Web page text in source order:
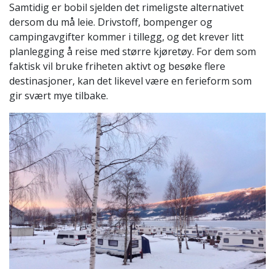
Samtidig er bobil sjelden det rimeligste alternativet
dersom du må leie. Drivstoff, bompenger og
campingavgifter kommer i tillegg, og det krever litt
planlegging å reise med større kjøretøy. For dem som
faktisk vil bruke friheten aktivt og besøke flere
destinasjoner, kan det likevel være en ferieform som
gir svært mye tilbake.